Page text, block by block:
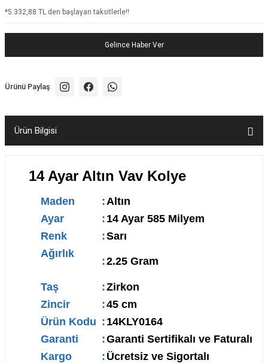
*5.332,88 TL den başlayan taksitlerle!!
Gelince Haber Ver
Ürünü Paylaş
Ürün Bilgisi
14 Ayar Altın Vav Kolye
Maden :Altın
Ayar
: 14 Ayar 585 Milyem
Renk
:Sarı
Ağırlık
:2.25 Gram
Taş :Zirkon
Zincir
:45 cm
Ürün Kodu : 14KLY0164
Garanti
:Garanti Sertifikalı ve Faturalı
Kargo
: Ücretsiz ve Sigortalı